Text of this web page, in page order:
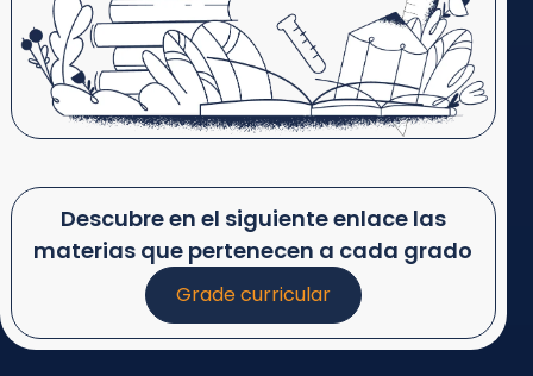
Descubre en el siguiente enlace las
materias que pertenecen a cada grado
Grade curricular